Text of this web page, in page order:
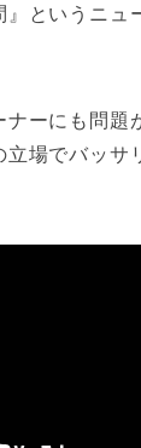
』というニュ
ーにも問題
場でバッサ